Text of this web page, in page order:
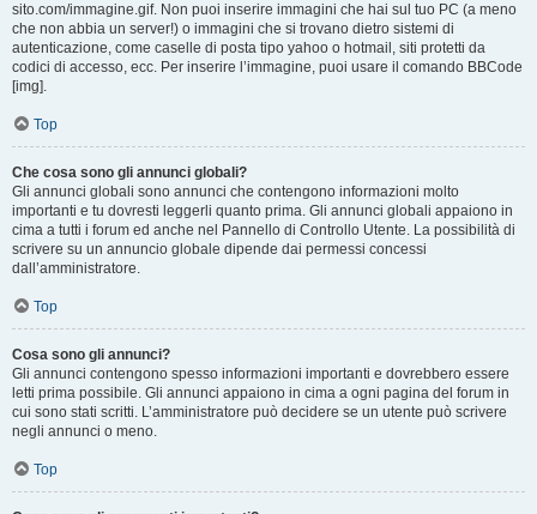
sito.com/immagine.gif. Non puoi inserire immagini che hai sul tuo PC (a meno
che non abbia un server!) o immagini che si trovano dietro sistemi di
autenticazione, come caselle di posta tipo yahoo o hotmail, siti protetti da
codici di accesso, ecc. Per inserire l’immagine, puoi usare il comando BBCode
[img].
Top
Che cosa sono gli annunci globali?
Gli annunci globali sono annunci che contengono informazioni molto
importanti e tu dovresti leggerli quanto prima. Gli annunci globali appaiono in
cima a tutti i forum ed anche nel Pannello di Controllo Utente. La possibilità di
scrivere su un annuncio globale dipende dai permessi concessi
dall’amministratore.
Top
Cosa sono gli annunci?
Gli annunci contengono spesso informazioni importanti e dovrebbero essere
letti prima possibile. Gli annunci appaiono in cima a ogni pagina del forum in
cui sono stati scritti. L’amministratore può decidere se un utente può scrivere
negli annunci o meno.
Top